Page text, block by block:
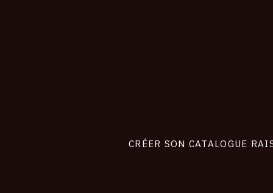
CRÉER SON CATALOGUE